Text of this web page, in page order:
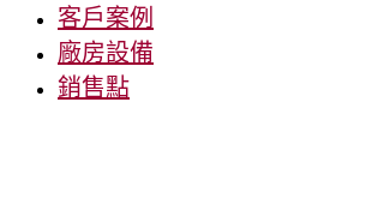
客戶案例
廠房設備
銷售點